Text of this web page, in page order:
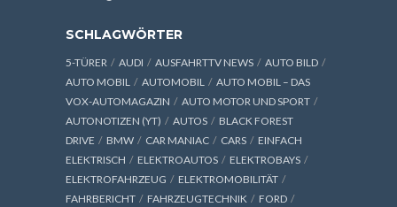
SCHLAGWÖRTER
5-TÜRER AUDI AUSFAHRTTV NEWS
AUTO BILD
AUTO MOBIL
AUTOMOBIL
AUTO MOBIL – DAS
VOX-AUTOMAGAZIN
AUTO MOTOR UND SPORT
AUTONOTIZEN (YT)
AUTOS
BLACK FOREST
DRIVE
BMW CAR MANIAC CARS
EINFACH
ELEKTRISCH
ELEKTROAUTOS
ELEKTROBAYS
ELEKTROFAHRZEUG
ELEKTROMOBILITÄT
FAHRBERICHT
FAHRZEUGTECHNIK
FORD